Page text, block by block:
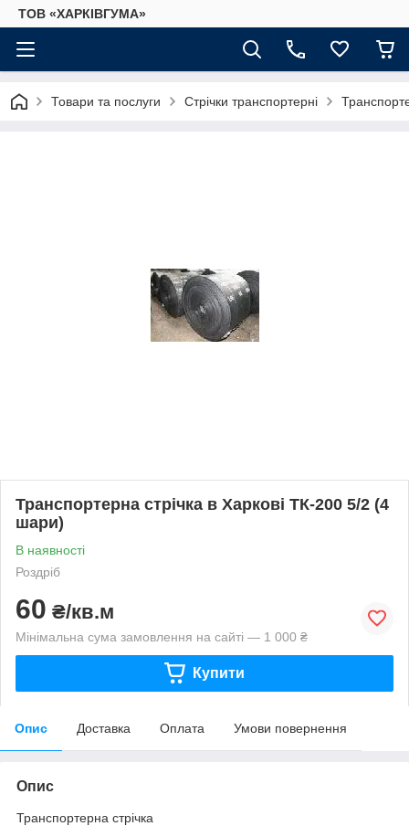
ТОВ «ХАРКІВГУМА»
Товари та послуги Стрічки транспортерні
Транспортерна стрічка в Харкові ТК-200 5/2 (4
шари)
В наявності
Роздріб
60 ₴/кв.м
Мінімальна сума замовлення на сайті — 1 000 ₴
Купити
Опис Доставка Оплата Умови повернення
Опис
Транспортерна стрічка